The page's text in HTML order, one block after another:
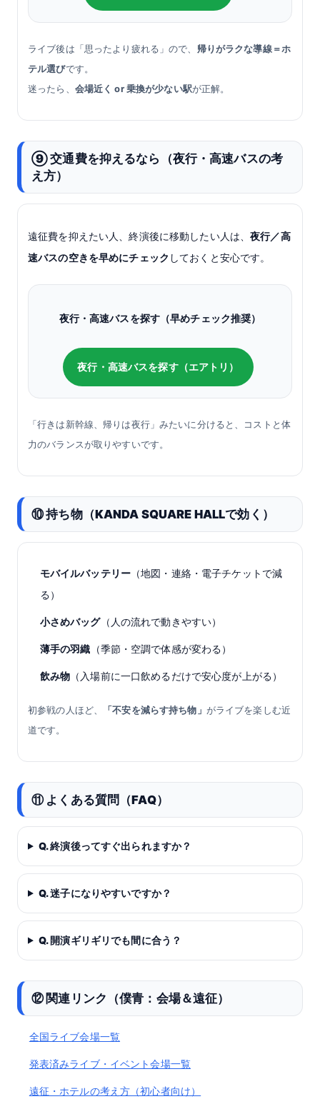
ライブ後は「思ったより疲れる」ので、 帰りがラクな導線＝ホ
テル選びです。
迷ったら、 会場近く or 乗換が少ない駅が正解。
⑨ 交通費を抑えるなら（夜行・高速バスの考
え方）
遠征費を抑えたい人、終演後に移動したい人は、夜行／高
速バスの空きを早めにチェック しておくと安心です。
夜行・高速バスを探す（早めチェック推奨）
夜行・高速バスを探す（エアトリ）
「行きは新幹線、帰りは夜行」みたいに分けると、コストと体
力のバランスが取りやすいです。
⑩ 持ち物（KANDA SQUARE HALLで効く）
モバイルバッテリー （地図・連絡・電子チケットで減
る）
小さめバッグ（人の流れで動きやすい）
薄手の羽織 （季節・空調で体感が変わる）
飲み物 （入場前に一口飲めるだけで安心度が上がる）
初参戦の人ほど、 「不安を減らす持ち物」 がライブを楽しむ近
道です。
⑪ よくある質問（FAQ）
Q. 終演後ってすぐ出られますか？
Q. 迷子になりやすいですか？
Q. 開演ギリギリでも間に合う？
⑫ 関連リンク（僕青：会場＆遠征）
全国ライブ会場一覧
発表済みライブ・イベント会場一覧
遠征・ホテルの考え方（初心者向け）